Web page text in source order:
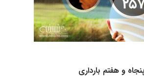
و هفتم بارداری